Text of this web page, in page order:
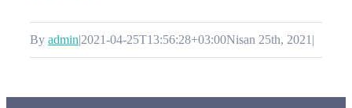
By admin|2021-04-25T13:56:28+03:00Nisan 25th, 2021 |